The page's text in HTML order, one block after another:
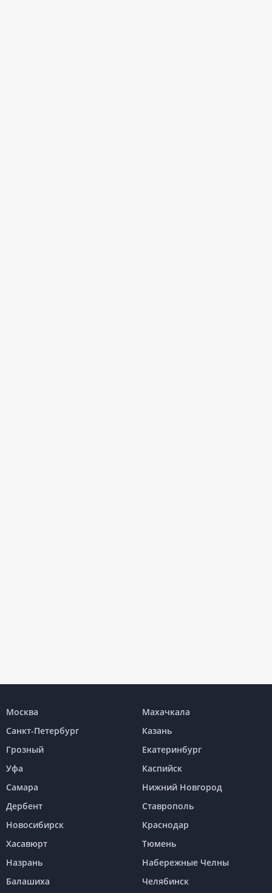
Москва
Махачкала
Санкт-Петербург
Казань
Грозный
Екатеринбург
Уфа
Каспийск
Самара
Нижний Новгород
Дербент
Ставрополь
Новосибирск
Краснодар
Хасавюрт
Тюмень
Назрань
Набережные Челны
Балашиха
Челябинск